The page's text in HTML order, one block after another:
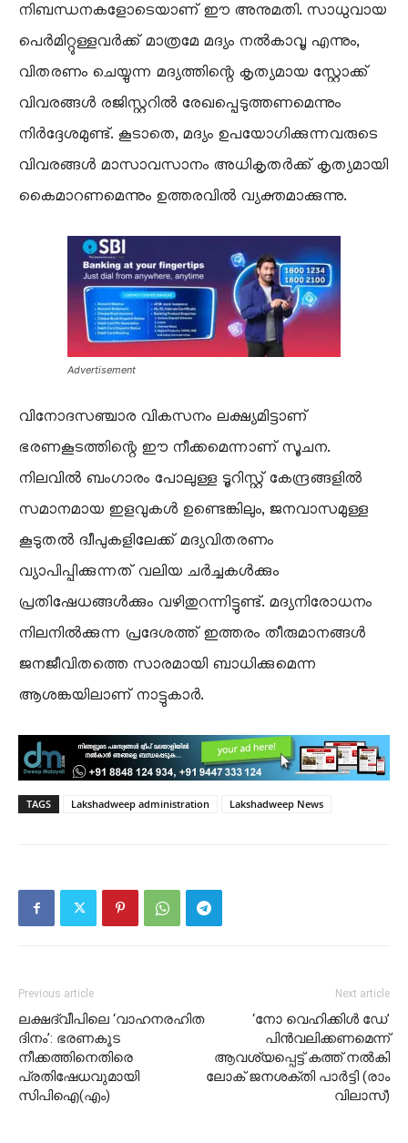
നിബന്ധനകളോടെയാണ് ഈ അനുമതി. സാധുവായ
പെർമിറ്റുള്ളവർക്ക് മാത്രമേ മദ്യം നൽകാവൂ എന്നും,
വിതരണം ചെയ്യുന്ന മദ്യത്തിന്റെ കൃത്യമായ സ്റ്റോക്ക്
വിവരങ്ങൾ രജിസ്റ്ററിൽ രേഖപ്പെടുത്തണമെന്നും
നിർദ്ദേശമുണ്ട്. കൂടാതെ, മദ്യം ഉപയോഗിക്കുന്നവരുടെ
വിവരങ്ങൾ മാസാവസാനം അധികൃതർക്ക് കൃത്യമായി
കൈമാറണമെന്നും ഉത്തരവിൽ വ്യക്തമാക്കുന്നു.
Advertisement
​വിനോദസഞ്ചാര വികസനം ലക്ഷ്യമിട്ടാണ്
ഭരണകൂടത്തിന്റെ ഈ നീക്കമെന്നാണ് സൂചന.
നിലവിൽ ബംഗാരം പോലുള്ള ടൂറിസ്റ്റ് കേന്ദ്രങ്ങളിൽ
സമാനമായ ഇളവുകൾ ഉണ്ടെങ്കിലും, ജനവാസമുള്ള
കൂടുതൽ ദ്വീപുകളിലേക്ക് മദ്യവിതരണം
വ്യാപിപ്പിക്കുന്നത് വലിയ ചർച്ചകൾക്കും
പ്രതിഷേധങ്ങൾക്കും വഴിതുറന്നിട്ടുണ്ട്. മദ്യനിരോധനം
നിലനിൽക്കുന്ന പ്രദേശത്ത് ഇത്തരം തീരുമാനങ്ങൾ
ജനജീവിതത്തെ സാരമായി ബാധിക്കുമെന്ന
ആശങ്കയിലാണ് നാട്ടുകാർ.
TAGS Lakshadweep administration Lakshadweep News
Previous article
ലക്ഷദ്വീപിലെ ‘വാഹനരഹിത
ദിനം’: ഭരണകൂട
നീക്കത്തിനെതിരെ
പ്രതിഷേധവുമായി
സിപിഐ(എം)
Next article
‘നോ വെഹിക്കിൾ ഡേ’
പിൻവലിക്കണമെന്ന്
ആവശ്യപ്പെട്ട് കത്ത് നൽകി
ലോക് ജനശക്തി പാർട്ടി (രാം
വിലാസ്)